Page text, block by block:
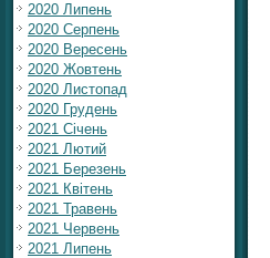
2020 Липень
2020 Серпень
2020 Вересень
2020 Жовтень
2020 Листопад
2020 Грудень
2021 Січень
2021 Лютий
2021 Березень
2021 Квітень
2021 Травень
2021 Червень
2021 Липень